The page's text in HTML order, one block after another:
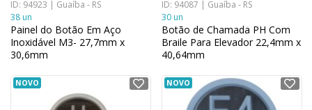
ID: 94923 | Guaíba - RS
38 un
Painel do Botão Em Aço
Inoxidável M3- 27,7mm x
30,6mm
ID: 94087 | Guaíba - RS
30 un
Botão de Chamada PH Com
Braile Para Elevador 22,4mm x
40,64mm
NOVO NOVO